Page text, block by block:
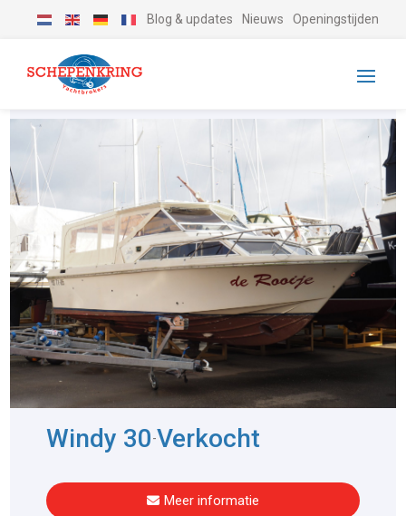
Blog & updates Nieuws Openingstijden
Windy 30-Verkocht
Meer informatie